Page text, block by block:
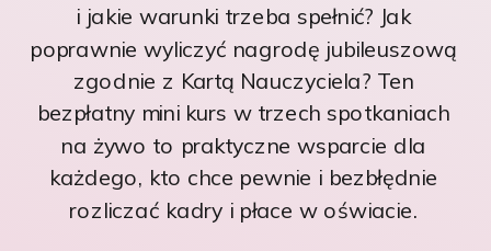
i jakie warunki trzeba spełnić? Jak
poprawnie wyliczyć nagrodę jubileuszową
zgodnie z Kartą Nauczyciela? Ten
bezpłatny mini kurs w trzech spotkaniach
na żywo to praktyczne wsparcie dla
każdego, kto chce pewnie i bezbłędnie
rozliczać kadry i płace w oświacie.